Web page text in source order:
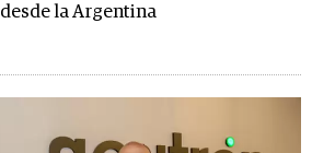
desde la Argentina